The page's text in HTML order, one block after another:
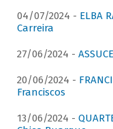
04/07/2024 - ELBA
Carreira
27/06/2024 -
20/06/2024 -
Franciscos
13/06/2024 -